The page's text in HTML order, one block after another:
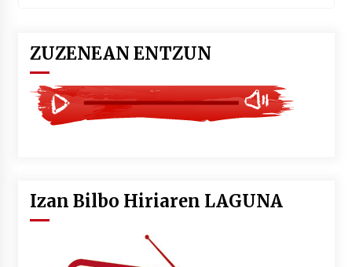
ZUZENEAN ENTZUN
Izan Bilbo Hiriaren LAGUNA